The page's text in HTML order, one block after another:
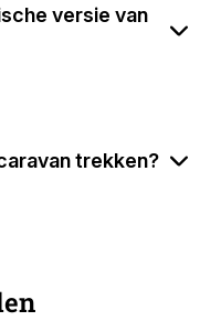
versie van
trekken?